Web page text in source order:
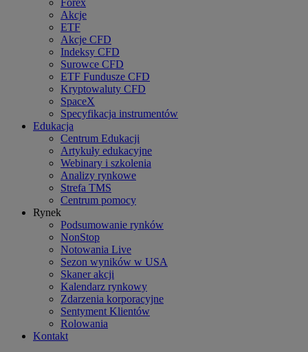
Akcje
ETF
Akcje CFD
Indeksy CFD
Surowce CFD
ETF Fundusze CFD
Kryptowaluty CFD
SpaceX
Specyfikacja instrumentów
Edukacja
Centrum Edukacji
Artykuły edukacyjne
Webinary i szkolenia
Analizy rynkowe
Strefa TMS
Centrum pomocy
Rynek
Podsumowanie rynków
NonStop
Notowania Live
Sezon wyników w USA
Skaner akcji
Kalendarz rynkowy
Zdarzenia korporacyjne
Sentyment Klientów
Rolowania
Kontakt